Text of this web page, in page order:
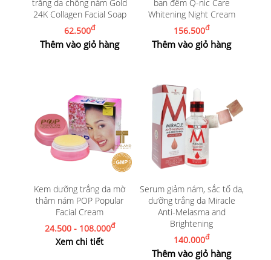
trắng da chống nám Gold
24K Collagen Facial Soap
62.500đ
Thêm vào giỏ hàng
ban đêm Q-nic Care
Whitening Night Cream
156.500đ
Thêm vào giỏ hàng
Kem dưỡng trắng da mờ
thâm nám POP Popular
Facial Cream
24.500 - 108.000đ
Xem chi tiết
Serum giảm nám, sắc tố da,
dưỡng trắng da Miracle
Anti-Melasma and
Brightening
140.000đ
Thêm vào giỏ hàng